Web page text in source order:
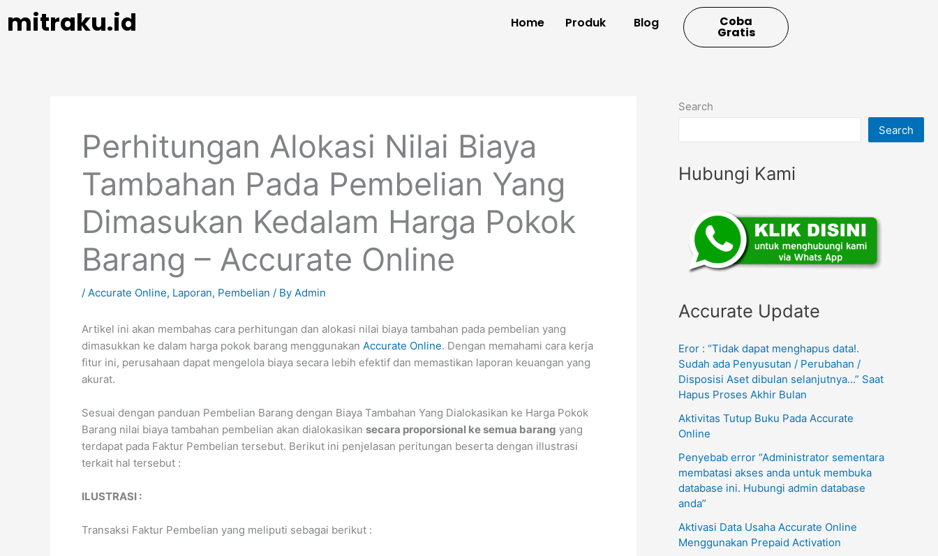
mitraku.id Home Produk Blog Coba
Gratis
Perhitungan Alokasi Nilai Biaya
Tambahan Pada Pembelian Yang
Dimasukan Kedalam Harga Pokok
Barang – Accurate Online
/ Accurate Online, Laporan, Pembelian / By Admin
Artikel ini akan membahas cara perhitungan dan alokasi nilai biaya tambahan pada pembelian yang
dimasukkan ke dalam harga pokok barang menggunakan Accurate Online. Dengan memahami cara kerja
fitur ini, perusahaan dapat mengelola biaya secara lebih efektif dan memastikan laporan keuangan yang
akurat.
Sesuai dengan panduan Pembelian Barang dengan Biaya Tambahan Yang Dialokasikan ke Harga Pokok
Barang nilai biaya tambahan pembelian akan dialokasikan secara proporsional ke semua barang yang
terdapat pada Faktur Pembelian tersebut. Berikut ini penjelasan peritungan beserta dengan illustrasi
terkait hal tersebut :
ILUSTRASI :
Transaksi Faktur Pembelian yang meliputi sebagai berikut :
Search
Search
Hubungi Kami
Accurate Update
Eror : “Tidak dapat menghapus data!.
Sudah ada Penyusutan / Perubahan /
Disposisi Aset dibulan selanjutnya…” Saat
Hapus Proses Akhir Bulan
Aktivitas Tutup Buku Pada Accurate
Online
Penyebab error “Administrator sementara
membatasi akses anda untuk membuka
database ini. Hubungi admin database
anda”
Aktivasi Data Usaha Accurate Online
Menggunakan Prepaid Activation